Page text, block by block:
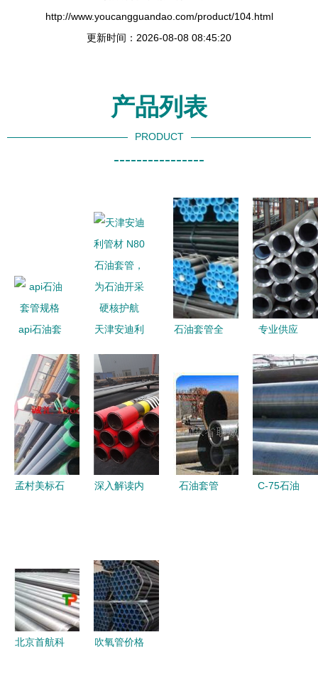
http://www.youcangguandao.com/product/104.html
更新时间：2026-08-08 08:45:20
产品列表
PRODUCT
----------------
api石油套
天津安迪利
油套管，为
石油开采硬
核护航
石油套管全
基于《包钢
37Mn5无缝
管J55》详
备解读
专业供应
油管、石油
套管及石油
钻探管与弯
管全解析
孟村美标石
深入解读内
市躊行情与
趋势策略
石油套管
C-75石油
北京首航科
吹氧管价格